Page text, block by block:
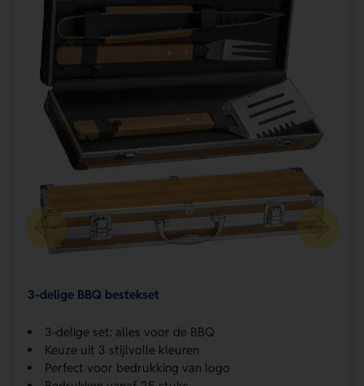
3-delige BBQ bestekset
3-delige set: alles voor de BBQ
Keuze uit 3 stijlvolle kleuren
Perfect voor bedrukking van logo